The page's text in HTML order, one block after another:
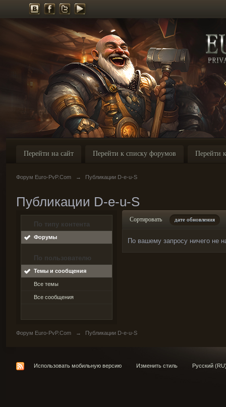
Перейти на сайт Перейти к списку форумов Перейти
Форум Euro-PvP.Com → Публикации D-e-u-S
Публикации D-e-u-S
По типу контента
Форумы
По пользователю
Темы и сообщения
Все темы
Все сообщения
Сортировать дате обновления
По вашему запросу ничего не
Форум Euro-PvP.Com → Публикации D-e-u-S
Использовать мобильную версию Изменить стиль Русский